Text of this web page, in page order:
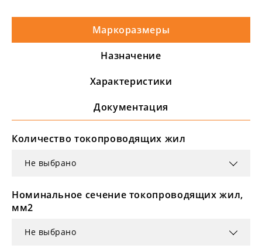
Маркоразмеры
Назначение
Характеристики
Документация
Количество токопроводящих жил
Не выбрано
Номинальное сечение токопроводящих жил,
мм2
Не выбрано